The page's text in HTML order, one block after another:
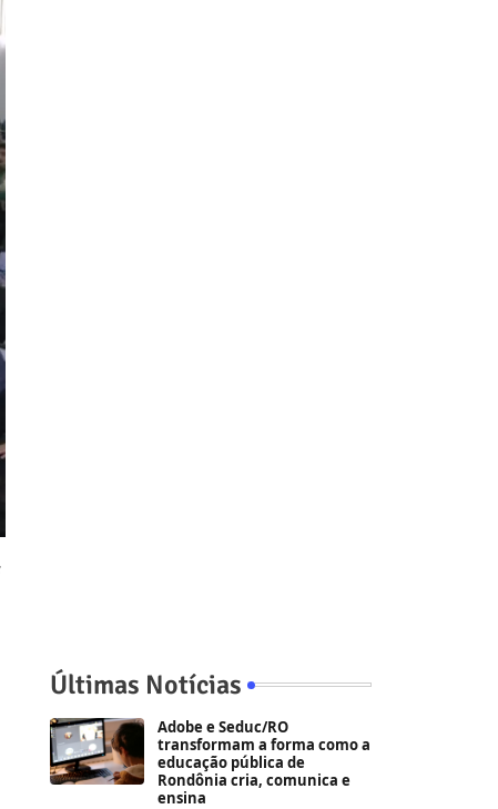
Últimas Notícias
Adobe e Seduc/RO
transformam a forma como a
educação pública de
Rondônia cria, comunica e
ensina